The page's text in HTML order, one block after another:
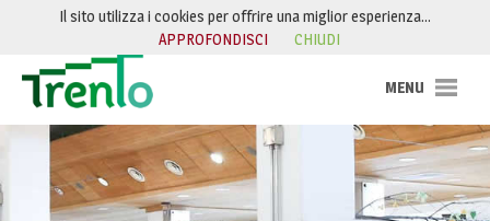
Salta al contenuto
Il sito utilizza i cookies per offrire una miglior esperienza…
APPROFONDISCI
CHIUDI